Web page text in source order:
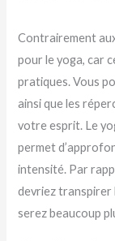
Contrairement
pour le yoga, car
pratiques. Vous
ainsi que les
votre esprit. Le
permet
intensité. Par
devriez transpirer
serez beaucoup